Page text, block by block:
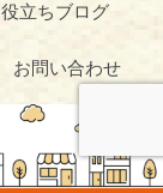
立ちブログ
お問い合わせ